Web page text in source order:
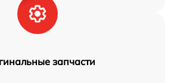
запчасти